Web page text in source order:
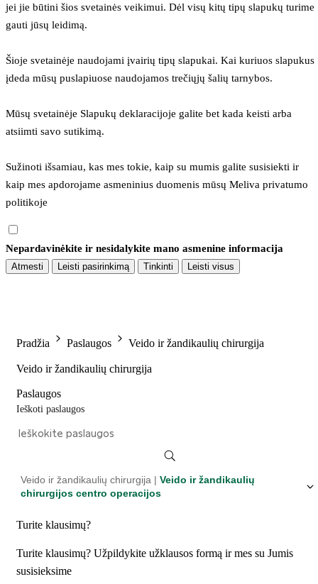
jei jie būtini šios svetainės veikimui. Dėl visų kitų tipų slapukų turime
gauti jūsų leidimą.
Šioje svetainėje naudojami įvairių tipų slapukai. Kai kuriuos slapukus
įdeda mūsų puslapiuose naudojamos trečiųjų šalių tarnybos.
Mūsų svetainėje Slapukų deklaracijoje galite bet kada keisti arba
atsiimti savo sutikimą.
Sužinoti išsamiau, kas mes tokie, kaip su mumis galite susisiekti ir
kaip mes apdorojame asmeninius duomenis mūsų Meliva privatumo
politikoje
Nepardavinėkite ir nesidalykite mano asmenine informacija
Atmesti Leisti pasirinkimą Tinkinti Leisti visus
Pradžia Paslaugos Veido ir žandikaulių chirurgija
Veido ir žandikaulių chirurgija
Paslaugos
Ieškoti paslaugos
Veido ir žandikaulių chirurgija | Veido ir žandikaulių
chirurgijos centro operacijos
Turite klausimų?
Turite klausimų? Užpildykite užklausos formą ir mes su Jumis
susisieksime